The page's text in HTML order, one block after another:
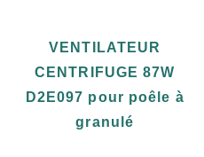
VENTILATEUR
CENTRIFUGE 87W
D2E097 pour poêle à
granulé